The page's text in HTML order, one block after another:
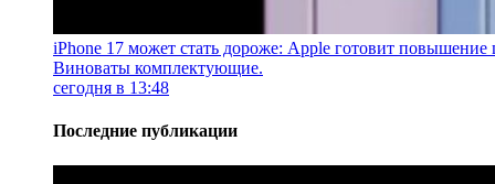
iPhone 17 может стать дороже: Apple готовит повышение
Виноваты комплектующие.
сегодня в 13:48
Последние публикации